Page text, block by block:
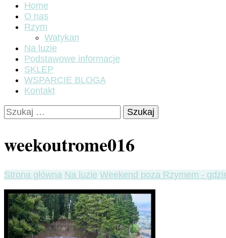
Home
O nas
Rzym
Watykan
Na luzie
Podstawowe informacje
SKLEP
WSPARCIE BLOGA
Kontakt
Szukaj:
weekoutrome016
Strona główna Na luzie Weekend poza Rzymem -